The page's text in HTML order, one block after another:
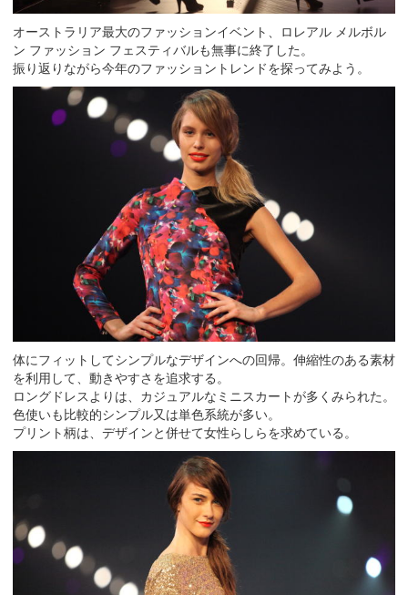
オーストラリア最大のファッションイベント、ロレアル メルボル
ン ファッション フェスティバルも無事に終了した。
振り返りながら今年のファッショントレンドを探ってみよう。
体にフィットしてシンプルなデザインへの回帰。伸縮性のある素材
を利用して、動きやすさを追求する。
ロングドレスよりは、カジュアルなミニスカートが多くみられた。
色使いも比較的シンプル又は単色系統が多い。
プリント柄は、デザインと併せて女性らしらを求めている。